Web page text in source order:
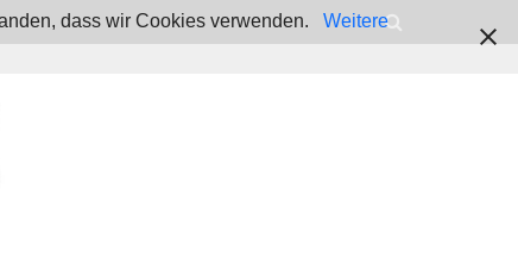
dass wir Cookies verwenden.
Weitere